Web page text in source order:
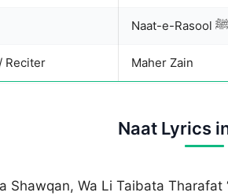
Reciter Maher Zain
Naat Lyrics
Shawqan, Wa Li Taibata Tharafat